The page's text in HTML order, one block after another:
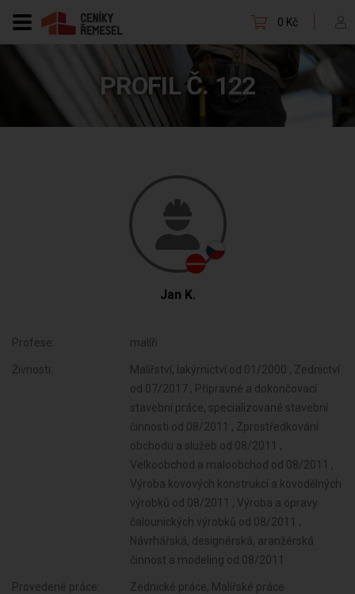
0 Kč
PROFIL Č. 122
Jan K.
Profese: malíři
Živnosti:
Malířství, lakýrnictví od 01/2000 , Zednictví
od 07/2017 , Přípravné a dokončovací
stavební práce, specializované stavební
činnosti od 08/2011 , Zprostředkování
obchodu a služeb od 08/2011 ,
Velkoobchod a maloobchod od 08/2011 ,
Výroba kovových konstrukcí a kovodělných
výrobků od 08/2011 , Výroba a opravy
čalounických výrobků od 08/2011 ,
Návrhářská, designérská, aranžérská
činnost a modeling od 08/2011
Provedené práce: Zednické práce, Malířské práce